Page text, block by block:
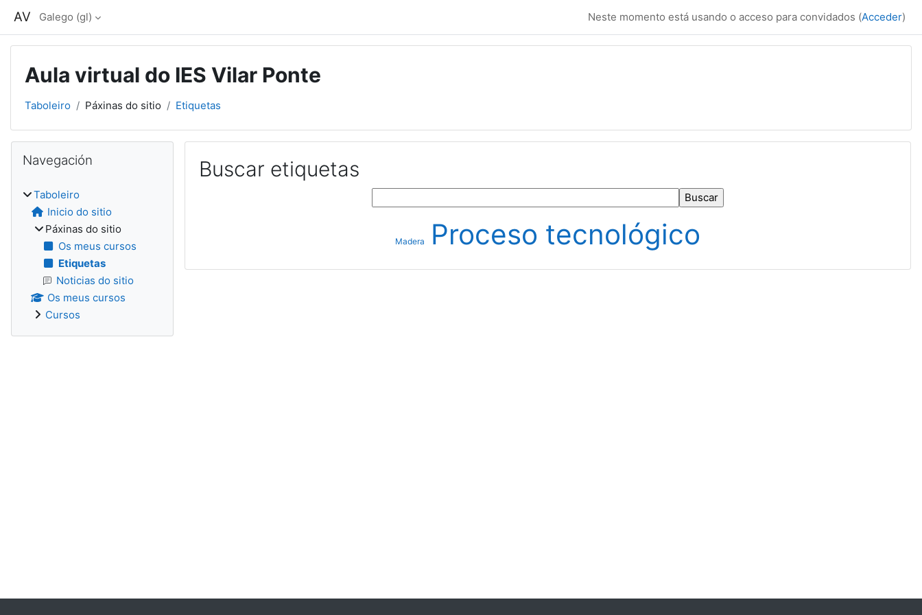
AV Galego ‎(gl)‎ Neste momento está usando o acceso para convidados (Acceder)
Aula virtual do IES Vilar Ponte
Taboleiro Páxinas do sitio Etiquetas
Buscar etiquetas
Madera Proceso tecnológico
Bloques
Navegación
Taboleiro
Inicio do sitio
Páxinas do sitio
Os meus cursos
Etiquetas
Noticias do sitio
Os meus cursos
Cursos